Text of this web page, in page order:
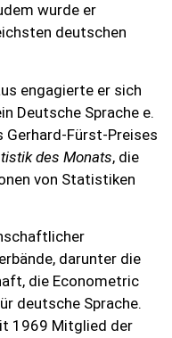
wurde er
deutschen
engagierte er sich
Deutsche Sprache e.
Gerhard-Fürst-Preises
des Monats, die
von Statistiken
darunter die
die Econometric
deutsche Sprache.
1969 Mitglied der